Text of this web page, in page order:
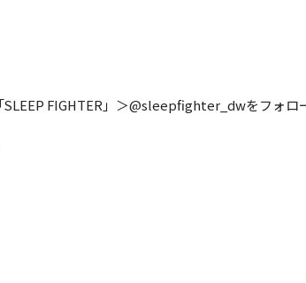
FIGHTER」＞@sleepfighter_dwをフォロ